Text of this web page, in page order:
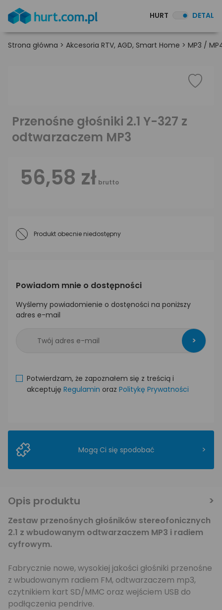
HURT DETAL
Strona główna > Akcesoria RTV, AGD, Smart Home > MP3 /
Przenośne głośniki 2.1 Y-327 z
odtwarzaczem MP3
56,58 zł brutto
Produkt obecnie niedostępny
Powiadom mnie o dostępności
Wyślemy powiadomienie o dostęności na poniższy
adres e-mail
>
Potwierdzam, że zapoznałem się z treścią i
akceptuję Regulamin oraz Politykę Prywatności
Mogą Ci się spodobać >
Opis produktu
Zestaw przenośnych głośników stereofonicznych
2.1 z wbudowanym odtwarzaczem MP3 i radiem
cyfrowym.
Fabrycznie nowe, wysokiej jakości głośniki przenośne
z wbudowanym radiem FM, odtwarzaczem mp3,
czytnikiem kart SD/MMC oraz wejściem USB do
podłączenia pendrive.